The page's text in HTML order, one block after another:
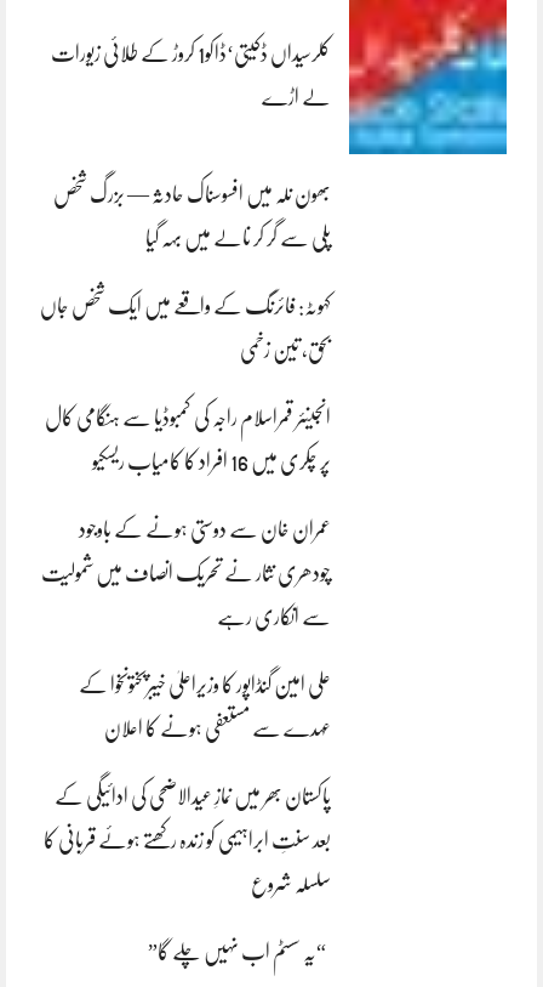
کلرسیداں ڈکیتی‘ڈاکو1 کروڑ کے طلائی زیورات
لے اڑے
بھون نلہ میں افسوسناک حادثہ — بزرگ شخص
پلی سے گر کر نالے میں بہہ گیا
کہوٹہ: فائرنگ کے واقعے میں ایک شخص جاں
بحق، تین زخمی
انجینئر قمراسلام راجہ کی کمبوڈیا سے ہنگامی کال
پر چکری میں 16 افراد کا کامیاب ریسکیو
عمران خان سے دوستی ہونے کے باوجود
چودھری نثار نے تحریک انصاف میں شمولیت
سے انکاری رہے
علی امین گنڈاپور کا وزیراعلیٰ خیبرپختونخوا کے
عہدے سے مستعفی ہونے کا اعلان
پاکستان بھر میں نمازِ عیدالاضحی کی ادائیگی کے
بعد سنتِ ابراہیمی کو زندہ رکھتے ہوئے قربانی کا
سلسلہ شروع
“یہ سسٹم اب نہیں چلے گا”